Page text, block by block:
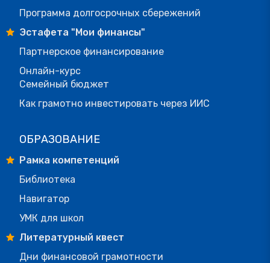
Программа долгосрочных сбережений
Эстафета "Мои финансы"
Партнерское финансирование
Онлайн-курс
Семейный бюджет
Как грамотно инвестировать через ИИС
ОБРАЗОВАНИЕ
Рамка компетенций
Библиотека
Навигатор
УМК для школ
Литературный квест
Дни финансовой грамотности